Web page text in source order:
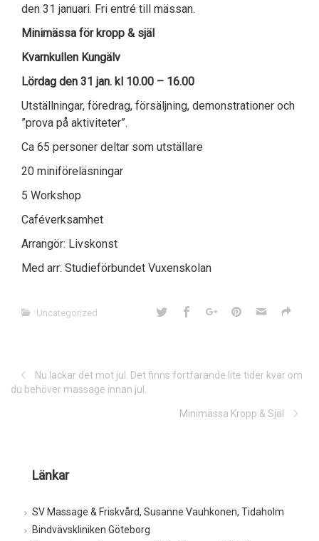
Länkar
SV Massage & Friskvård, Susanne Vauhkonen, Tidaholm
Bindvävskliniken Göteborg
den 31 januari. Fri entré till mässan.
Minimässa för kropp & själ
Kvarnkullen Kungälv
Lördag den 31 jan. kl 10.00 – 16.00
Utställningar, föredrag, försäljning, demonstrationer och
”prova på aktiviteter”.
Ca 65 personer deltar som utställare
20 miniföreläsningar
5 Workshop
Caféverksamhet
Arrangör: Livskonst
Med arr: Studieförbundet Vuxenskolan
Uncategorized
Nu lackar det mot jul. Det finns fortfarande lite tider kvar om
du behöver massage innan jul.
Minimässa Kropp & Själ